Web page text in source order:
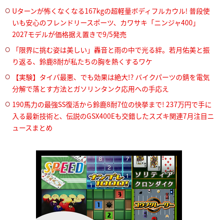
Uターンが怖くなくなる167kgの超軽量ボディフルカウル! 普段使
いも安心のフレンドリースポーツ、カワサキ「ニンジャ400」
2027モデルが価格据え置きで9/5発売
「限界に挑む姿は美しい」轟音と雨の中で光る絆。若月佑美と振
り返る、鈴鹿8耐が私たちの胸を熱くするワケ
【実験】タイパ最悪、でも効果は絶大!? バイクパーツの錆を電気
分解で落とす方法とガソリンタンク応用への手応え
190馬力の最強SS復活から鈴鹿8耐7位の快挙まで! 237万円で手に
入る最新技術と、伝説のGSX400Eも交錯したスズキ関連7月注目ニ
ュースまとめ